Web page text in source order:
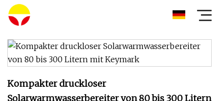
Kompakter druckloser
Solarwarmwasserbereiter von 80 bis 300 Litern